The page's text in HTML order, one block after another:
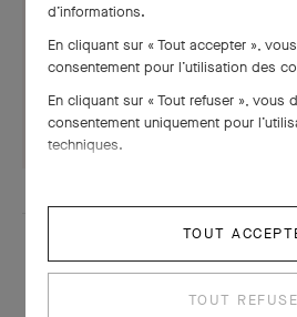
Fiche
d’informations.
En cliquant sur « Tout accepter »,
consentement pour l’utilisation des
En cliquant sur « Tout refuser », vous
consentement uniquement pour
techniques.
TOUT
TOUT